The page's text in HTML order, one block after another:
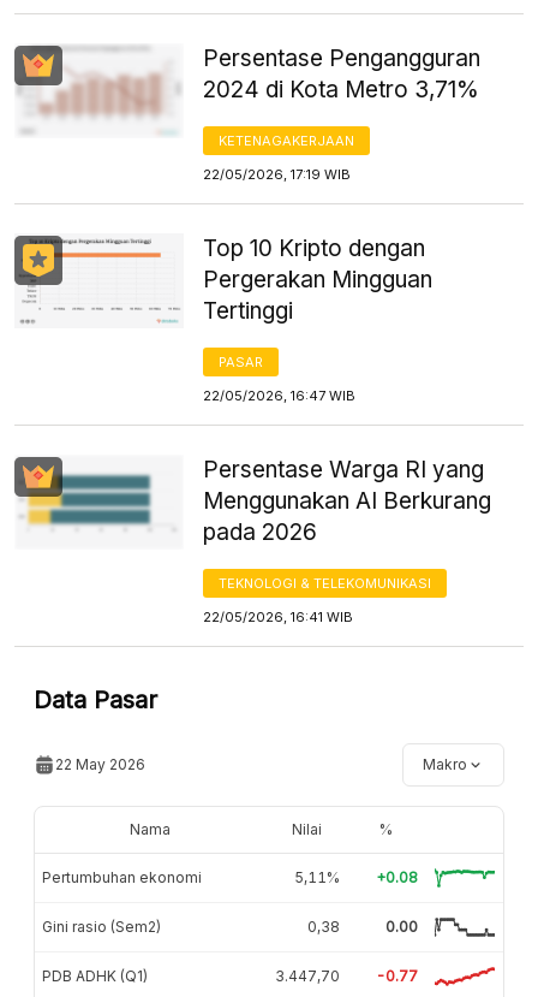
Persentase Pengangguran
2024 di Kota Metro 3,71%
KETENAGAKERJAAN
22/05/2026, 17:19 WIB
Top 10 Kripto dengan
Pergerakan Mingguan
Tertinggi
PASAR
22/05/2026, 16:47 WIB
Persentase Warga RI yang
Menggunakan AI Berkurang
pada 2026
TEKNOLOGI & TELEKOMUNIKASI
22/05/2026, 16:41 WIB
Data Pasar
22 May 2026 Makro
Nama Nilai %
Pertumbuhan ekonomi 5,11% +0.08
Gini rasio (Sem2) 0,38 0.00
PDB ADHK (Q1) 3.447,70 -0.77